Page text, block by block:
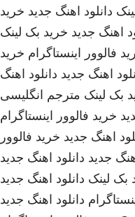
دانلود اهنگ جدید خرید
اهنگ جدید خرید بک لینک
فالوور اینستاگرام خرید
اهنگ جدید دانلود اهنگ
بک لینک مترجم انگلیسی
خرید فالوور اینستاگرام
اهنگ جدید خرید فالوور
جدید دانلود اهنگ جدید
بک لینک دانلود اهنگ جدید
دانلود اهنگ جدید